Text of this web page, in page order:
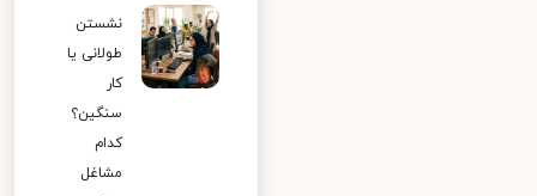
نشستن
طولانی یا
کار
سنگین؟
کدام
مشاغل